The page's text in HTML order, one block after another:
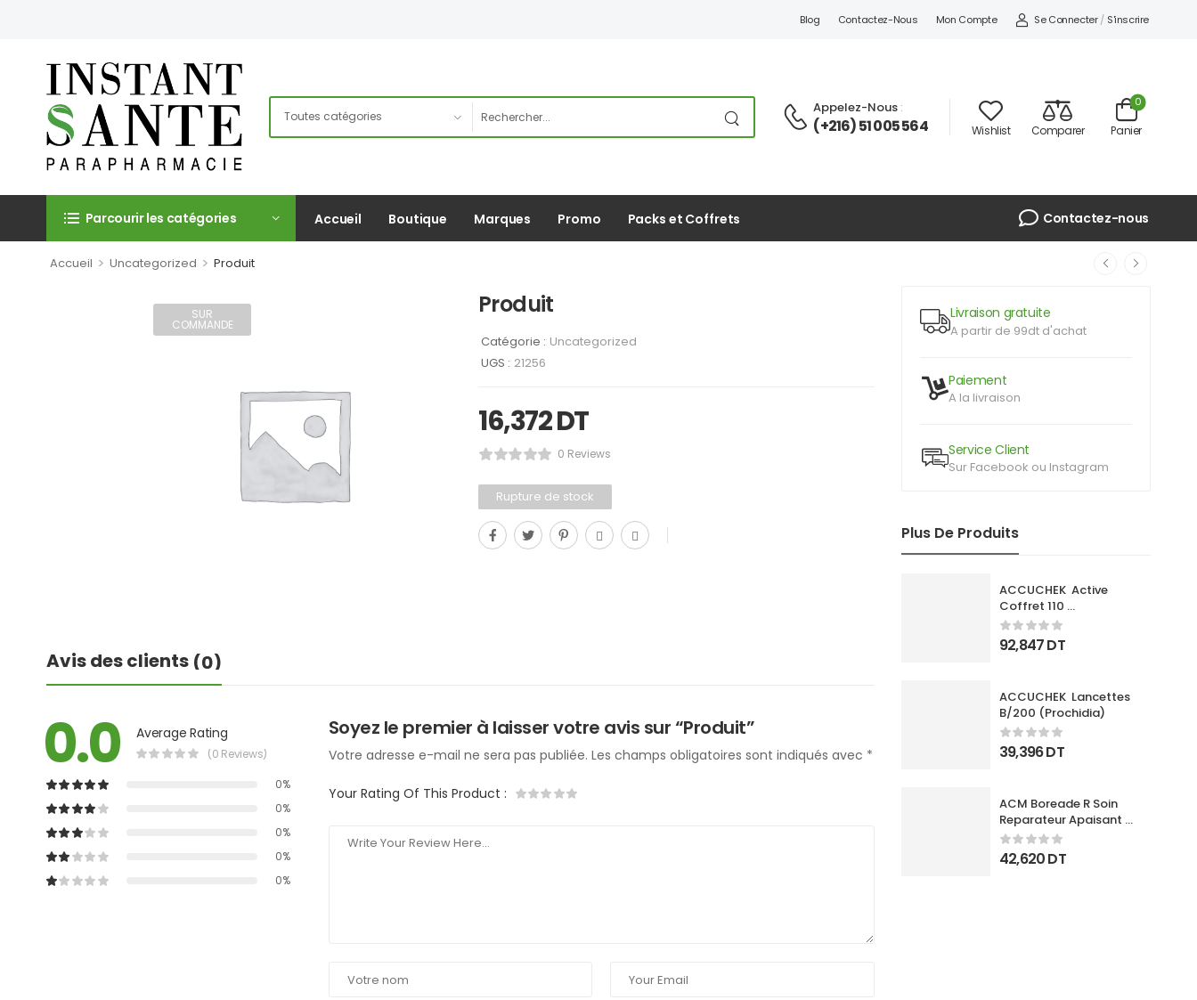
Blog Contactez-Nous Mon Compte Se Connecter / S'inscrire
Appelez-Nous :
(+216) 51 005 564 Wishlist Comparer Panier
0
Parcourir les catégories Accueil Boutique Marques Promo Packs et Coffrets Contactez-nous
Accueil > Uncategorized > Produit
Livraison gratuite
A partir de 99dt d'achat
Paiement
A la livraison
Service Client
Sur Facebook ou Instagram
Plus De Produits
ACCUCHEK  Active
Coffret 110
Bandlettes+Appareil
92,847DT
ACCUCHEK  Lancettes
B/200 (Prochidia)
39,396DT
ACM Boreade R Soin
Reparateur Apaisant
40Ml
42,620DT
SUR
COMMANDE
Produit
Catégorie : Uncategorized
UGS : 21256
16,372DT
0 Reviews
Rupture de stock
Avis des clients (0)
0.0 Average Rating
(0 Reviews)
0%
0%
0%
0%
0%
Soyez le premier à laisser votre avis sur “Produit”
Votre adresse e-mail ne sera pas publiée. Les champs obligatoires sont indiqués avec *
Your Rating Of This Product :